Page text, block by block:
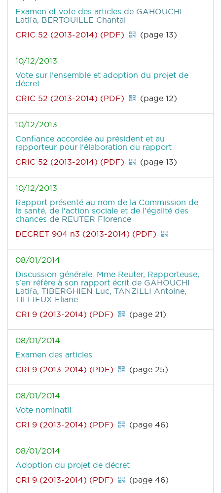
Examen et vote des articles de GAHOUCHI
Latifa, BERTOUILLE Chantal
CRIC 52 (2013-2014) (PDF)
(page 13)
10/12/2013
Vote sur l'ensemble et adoption du projet de
décret
CRIC 52 (2013-2014) (PDF)
(page 12)
10/12/2013
Confiance accordée au président et au
rapporteur pour l'élaboration du rapport
CRIC 52 (2013-2014) (PDF)
(page 13)
10/12/2013
Rapport présenté au nom de la Commission de
la santé, de l'action sociale et de l'égalité des
chances de REUTER Florence
DECRET 904 n3 (2013-2014) (PDF)
08/01/2014
Discussion générale. Mme Reuter, Rapporteuse,
s'en réfère à son rapport écrit de GAHOUCHI
Latifa, TIBERGHIEN Luc, TANZILLI Antoine,
TILLIEUX Eliane
CRI 9 (2013-2014) (PDF)
(page 21)
08/01/2014
Examen des articles
CRI 9 (2013-2014) (PDF)
(page 25)
08/01/2014
Vote nominatif
CRI 9 (2013-2014) (PDF)
(page 46)
08/01/2014
Adoption du projet de décret
CRI 9 (2013-2014) (PDF)
(page 46)